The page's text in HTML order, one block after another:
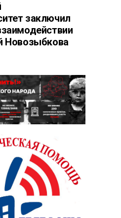
заключил
Новозыбкова